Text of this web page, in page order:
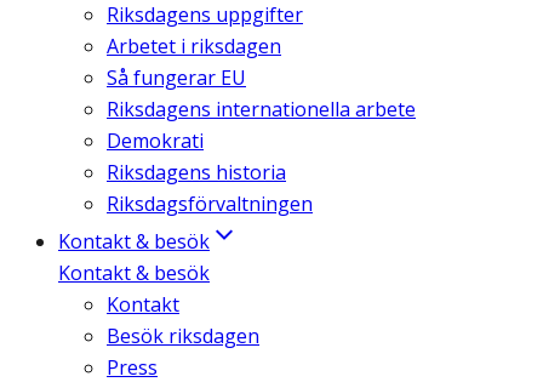
Riksdagens uppgifter
Arbetet i riksdagen
Så fungerar EU
Riksdagens internationella arbete
Demokrati
Riksdagens historia
Riksdagsförvaltningen
Kontakt & besök
Kontakt & besök
Kontakt
Besök riksdagen
Press